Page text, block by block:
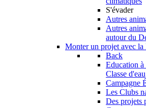
S'évader
Autres
Autres
autour du
Monter un projet avec la
Back
Education
Classe d'eau
Campagne
Les Clubs
Des projets